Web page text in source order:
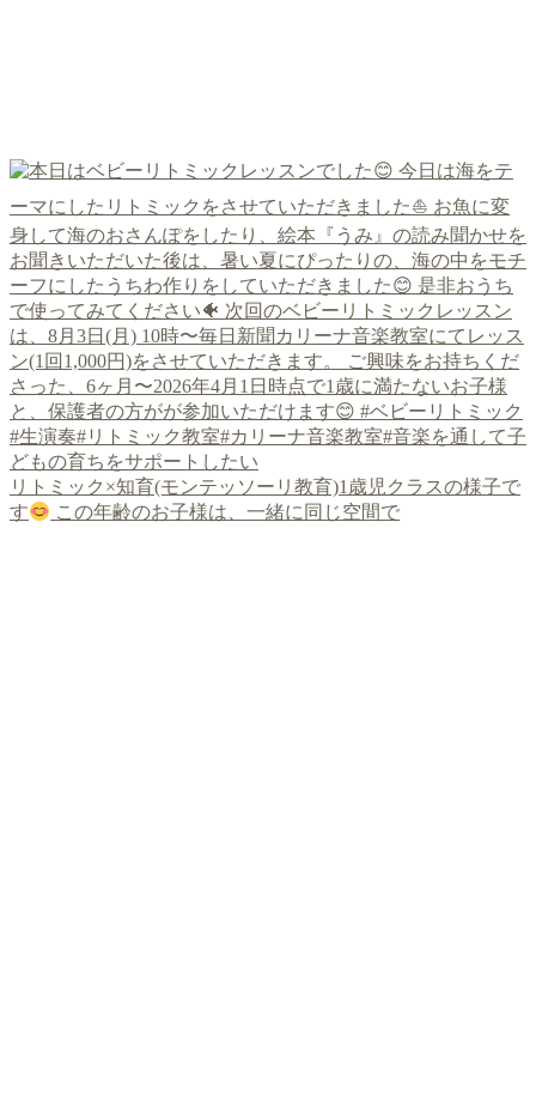
リトミック×知育(モンテッソーリ教育)1歳児クラスの様子で
す
この年齢のお子様は、一緒に同じ空間で